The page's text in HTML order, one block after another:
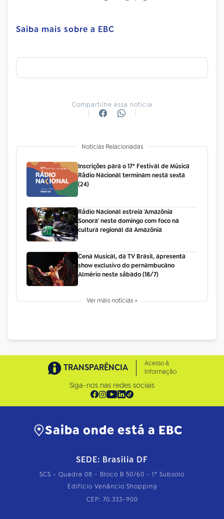
Saiba mais sobre a EBC
Compartilhe essa notícia
Notícias Relacionadas
Inscrições para o 17º Festival de Música
Rádio Nacional terminam nesta sexta
(24)
Rádio Nacional estreia 'Amazônia
Sonora' neste domingo com foco na
cultura regional da Amazônia
Cena Musical, da TV Brasil, apresenta
show exclusivo do pernambucano
Almério neste sábado (18/7)
Ver mais notícias +
TRANSPARÊNCIA
Acesso à
Informação
Siga-nos nas redes sociais
Saiba onde está a EBC
SEDE: Brasília DF
SCS - Quadra 08 - Bloco B 50/60 - 1º Subsolo
Edifício Venâncio Shopping
CEP: 70.333-900